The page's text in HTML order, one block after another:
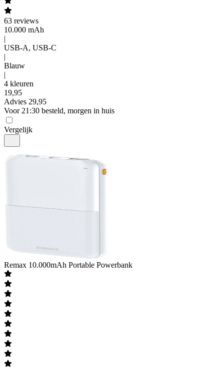
63 reviews
10.000 mAh
|
USB-A, USB-C
|
Blauw
|
4 kleuren
19,95
Advies 29,95
Voor 21:30 besteld, morgen in huis
Vergelijk
Remax 10.000mAh Portable Powerbank